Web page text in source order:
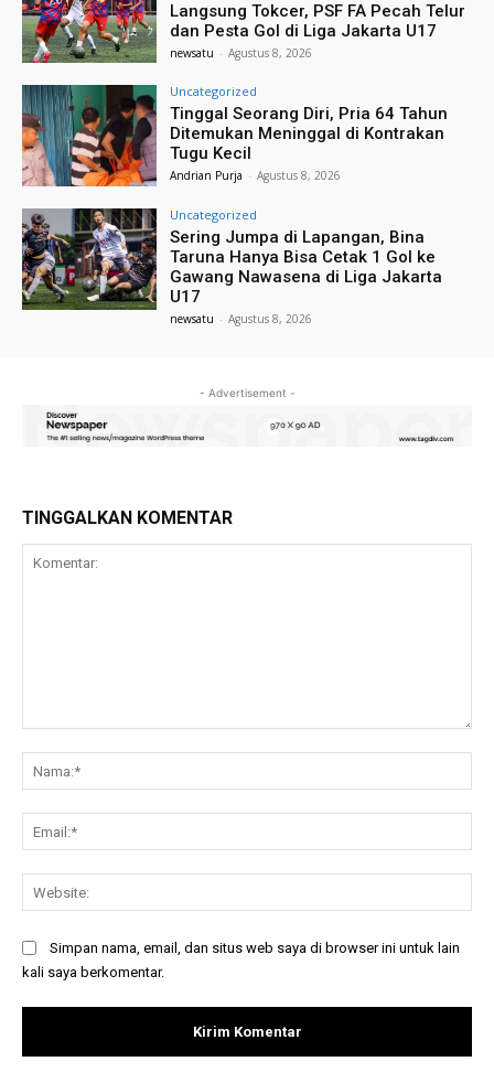
Langsung Tokcer, PSF FA Pecah Telur
dan Pesta Gol di Liga Jakarta U17
newsatu - Agustus 8, 2026
Uncategorized
Tinggal Seorang Diri, Pria 64 Tahun
Ditemukan Meninggal di Kontrakan
Tugu Kecil
Andrian Purja - Agustus 8, 2026
Uncategorized
Sering Jumpa di Lapangan, Bina
Taruna Hanya Bisa Cetak 1 Gol ke
Gawang Nawasena di Liga Jakarta
U17
newsatu - Agustus 8, 2026
- Advertisement -
TINGGALKAN KOMENTAR
Simpan nama, email, dan situs web saya di browser ini untuk lain
kali saya berkomentar.